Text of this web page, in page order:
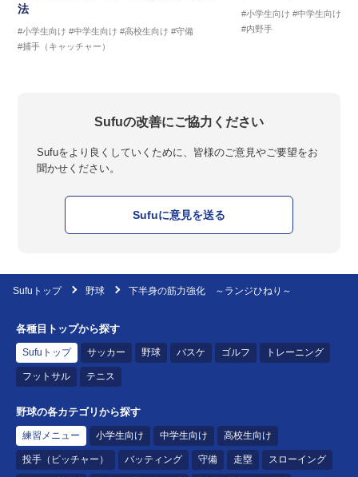
法
#小学生向け #中学生向け #高校生向け #守備
#捕手（キャッチャー）
#小学生向け #中学生向け
#内野手
Sufuの改善にご協力ください
Sufuをより良くしていくために、皆様のご意見やご要望をお
聞かせください。
Sufuに意見を送る
Sufuトップ 野球 下半身の筋力強化 ～ランジひねり～
各種目トップから探す
Sufuトップ サッカー 野球 バスケ ゴルフ トレーニング
フットサル テニス
野球の各カテゴリから探す
練習メニュー 小学生向け 中学生向け 高校生向け
投手（ピッチャー） バッティング 守備 走塁 スローイング